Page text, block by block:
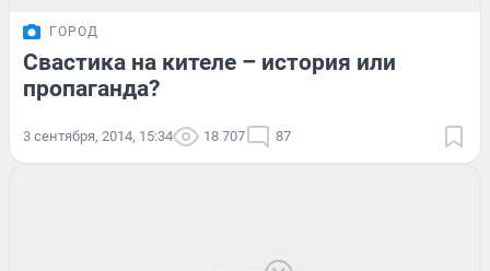
ГОРОД
Свастика на кителе – история или
пропаганда?
3 сентября, 2014, 15:34 18 707 87